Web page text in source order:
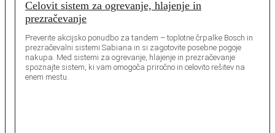
Celovit sistem za ogrevanje, hlajenje in
prezračevanje
Preverite akcijsko ponudbo za tandem – toplotne črpalke Bosch in
prezračevalni sistemi Sabiana in si zagotovite posebne pogoje
nakupa. Med sistemi za ogrevanje, hlajenje in prezračevanje
spoznajte sistem, ki vam omogoča priročno in celovito rešitev na
enem mestu.